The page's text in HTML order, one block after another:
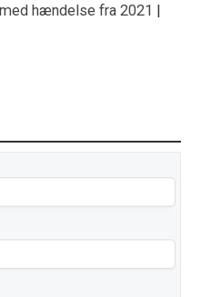
hændelse fra 2021 |